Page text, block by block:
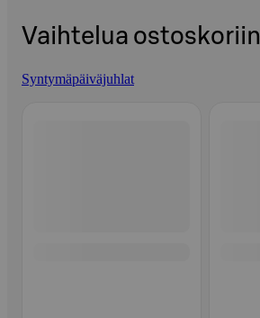
Vaihtelua ostoskoriin
Syntymäpäiväjuhlat